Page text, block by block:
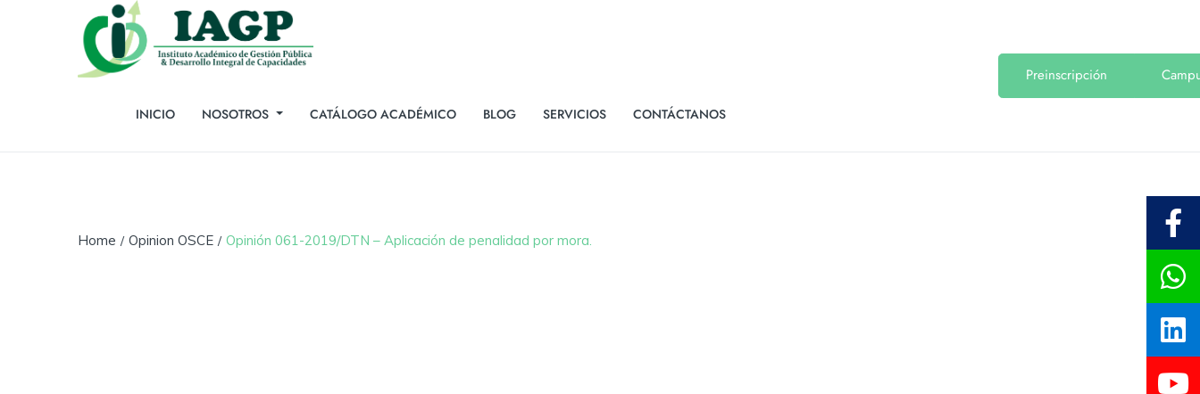
INICIO NOSOTROS CATÁLOGO ACADÉMICO BLOG SERVICIOS CONTÁCTANOS
Preinscripción
Home Opinion OSCE Opinión 061-2019/DTN – Aplicación de penalidad por mora.